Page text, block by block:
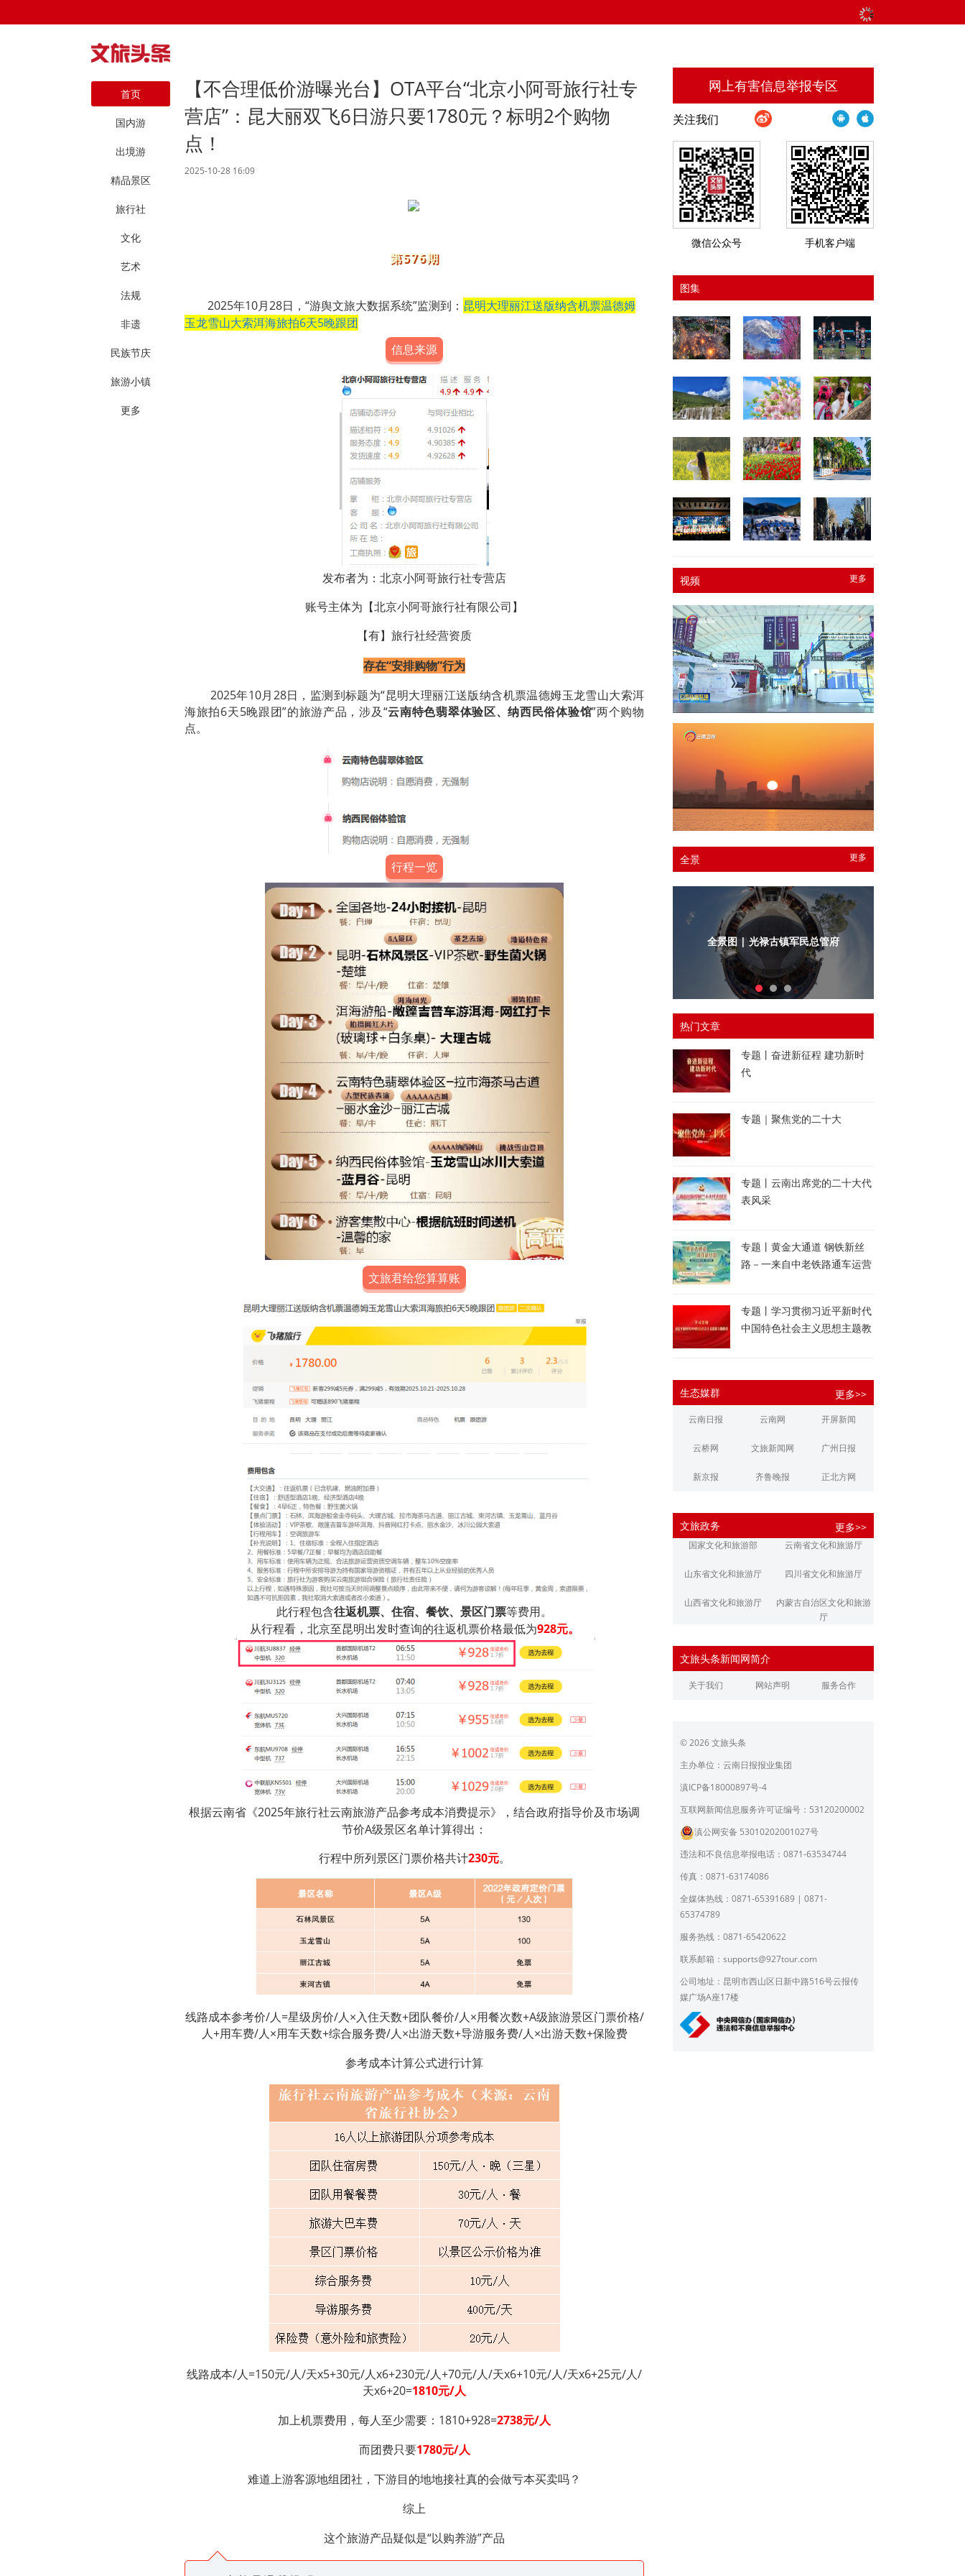
首页
国内游
出境游
精品景区
旅行社
文化
艺术
法规
非遗
民族节庆
旅游小镇
更多
【不合理低价游曝光台】OTA平台“北京小阿哥旅行社专
营店”：昆大丽双飞6日游只要1780元？标明2个购物
点！
2025-10-28 16:09
第576期
2025年10月28日，“游舆文旅大数据系统”监测到： 昆明大理丽江送版纳含机票温德姆
玉龙雪山大索洱海旅拍6天5晚跟团
信息来源
发布者为： 北京小阿哥旅行社专营店
账号主体为【北京小阿哥旅行社有限公司】
【有】旅行社经营资质
存在“安排购物”行为
2025年10月28日，监测到标题为“昆明大理丽江送版纳含机票温德姆玉龙雪山大索洱
海旅拍6天5晚跟团”的旅游产品，涉及“云南特色翡翠体验区、纳西民俗体验馆”两个购物
点。
行程一览
文旅君给您算算账
此行程包含往返机票、住宿、餐饮、景区门票等费用。
从行程看，北京至昆明出发时查询的往返机票价格最低为928元。
根据云南省《2025年旅行社云南旅游产品参考成本消费提示》，结合政府指导价及市场调
节价A级景区名单计算得出：
行程中所列景区门票价格共计230元。
线路成本参考价/人=星级房价/人×入住天数+团队餐价/人×用餐次数+A级旅游景区门票价格/
人+用车费/人×用车天数+综合服务费/人×出游天数+导游服务费/人×出游天数+保险费
参考成本计算公式进行计算
线路成本/人=150元/人/天x5+30元/人x6+230元/人+70元/人/天x6+10元/人/天x6+25元/人/
天x6+20=1810元/人
加上机票费用，每人至少需要：1810+928=2738元/人
而团费只要1780元/人
难道上游客源地组团社，下游目的地地接社真的会做亏本买卖吗？
综上
这个旅游产品疑似是“以购养游”产品
网上有害信息举报专区
关注我们
微信公众号 手机客户端
图集
更多
视频
更多
全景
全景图 | 光禄古镇军民总管府
热门文章
专题丨奋进新征程 建功新时
代
专题｜聚焦党的二十大
专题丨云南出席党的二十大代
表风采
专题丨黄金大通道 钢铁新丝
路－一来自中老铁路通车运营
专题丨学习贯彻习近平新时代
中国特色社会主义思想主题教
生态媒群 更多>>
云南日报 云南网 开屏新闻
云桥网 文旅新闻网 广州日报
新京报 齐鲁晚报 正北方网
江南都市报 潇湘晨报
文旅政务 更多>>
国家文化和旅游部 云南省文化和旅游厅
山东省文化和旅游厅 四川省文化和旅游厅
山西省文化和旅游厅
内蒙古自治区文化和旅游
厅
浙江省文化和旅游厅
江西省文化和旅游厅 河南省文化和旅游厅
广东省文化和旅游厅
育厅
陕西省文化和旅游厅 甘肃省文化和旅游厅
青海省文化和旅游厅
宁夏回族自治区文化和旅
北京市文旅局
上海市文化和旅游局
员会
文旅头条新闻网简介
关于我们 网站声明 服务合作
© 2026 文旅头条
主办单位：云南日报报业集团
滇ICP备18000897号-4
互联网新闻信息服务许可证编号：53120200002
滇公网安备 53010202001027号
违法和不良信息举报电话：0871-63534744
传真：0871-63174086
全媒体热线：0871-65391689 | 0871-
65374789
服务热线：0871-65420622
联系邮箱： supports@927tour.com
公司地址：昆明市西山区日新中路516号云报传
媒广场A座17楼